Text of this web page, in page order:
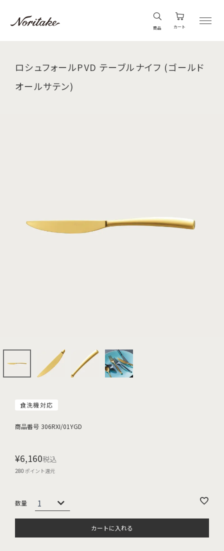
商品 カート
ロシュフォールPVD テーブルナイフ (ゴールド
オールサテン)
食洗機対応
商品番号 306RXI/01YGD
¥6,160税込
280ポイント還元
カートに入れる